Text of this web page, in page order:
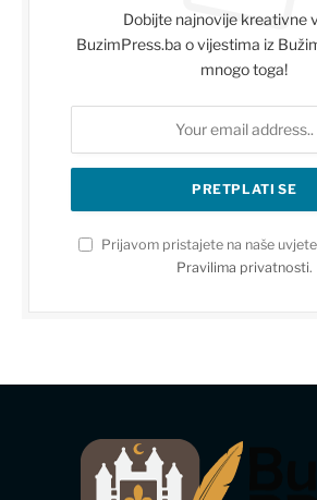
Dobijte najnovije kreativne
BuzimPress.ba o vijestima iz
mnogo toga!
Prijavom pristajete na naše
Pravilima privatnosti.